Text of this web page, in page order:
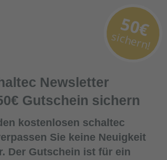
Newsletter
Gutschein sichern
kostenlosen schaltec
Sie keine Neuigkeit
Der Gutschein ist für ein
50€
sichern!